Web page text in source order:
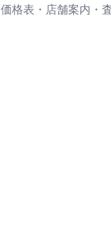
価格表・店舗案内・